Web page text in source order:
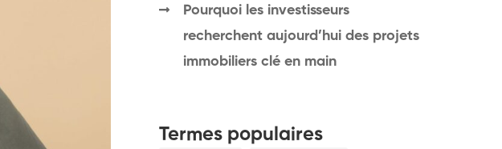
Pourquoi les investisseurs
recherchent aujourd’hui des projets
immobiliers clé en main
Termes populaires